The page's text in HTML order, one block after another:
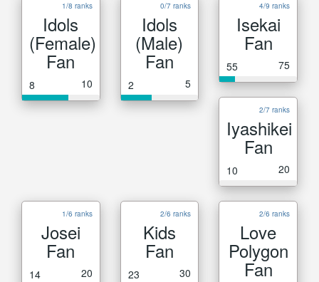
1/8 ranks
Idols
(Female)
Fan
8 10
0/7 ranks
Idols
(Male)
Fan
2 5
4/9 ranks
Isekai
Fan
55 75
2/7 ranks
Iyashikei
Fan
10 20
1/6 ranks
Josei
Fan
14 20
2/6 ranks
Kids
Fan
23 30
2/6 ranks
Love
Polygon
Fan